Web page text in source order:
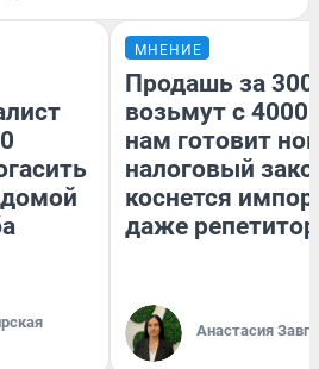
МНЕНИЕ
Продашь за
возьмут с
нам готовит
налоговый
коснется
даже
Анастасия